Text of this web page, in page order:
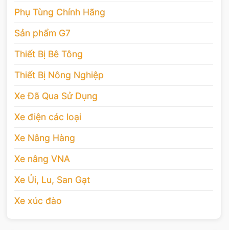
Phụ Tùng Chính Hãng
Sản phẩm G7
Thiết Bị Bê Tông
Thiết Bị Nông Nghiệp
Xe Đã Qua Sử Dụng
Xe điện các loại
Xe Nâng Hàng
Xe nâng VNA
Xe Ủi, Lu, San Gạt
Xe xúc đào